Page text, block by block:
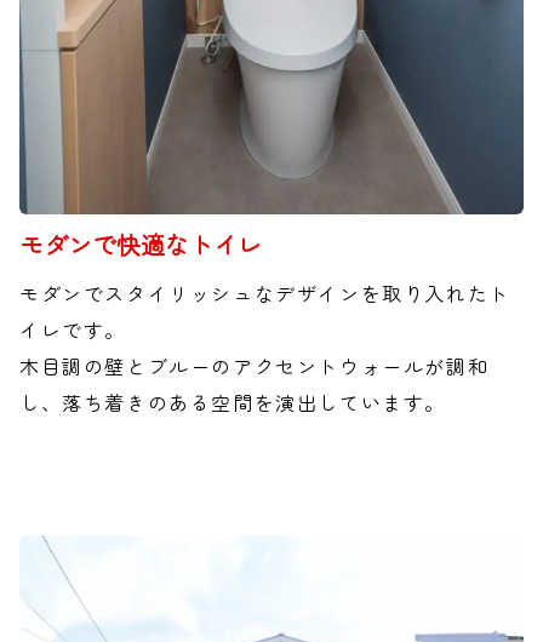
モダンで快適なトイレ
モダンでスタイリッシュなデザインを取り入れたト
イレです。
木目調の壁とブルーのアクセントウォールが調和
し、落ち着きのある空間を演出しています。